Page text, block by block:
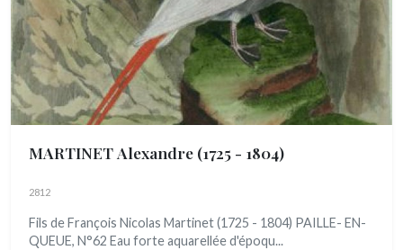
MARTINET Alexandre (1725 - 1804)
2812
Fils de François Nicolas Martinet (1725 - 1804) PAILLE- EN-
QUEUE, N°62 Eau forte aquarellée d'époqu...